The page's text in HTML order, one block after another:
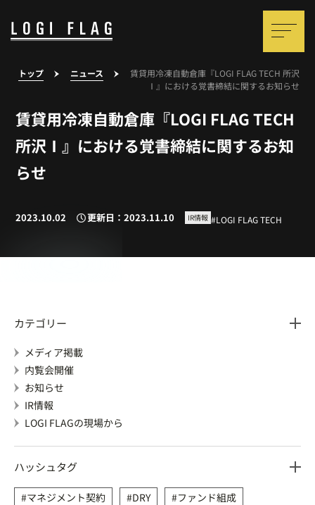
トップ ニュース
賃貸用冷凍自動倉庫『LOGI FLAG TECH 所沢
Ⅰ』における覚書締結に関するお知らせ
賃貸用冷凍自動倉庫『LOGI FLAG TECH
所沢Ⅰ』における覚書締結に関するお知
らせ
2023.10.02 更新日：2023.11.10 IR情報 LOGI FLAG TECH
カテゴリー
メディア掲載
内覧会開催
お知らせ
IR情報
LOGI FLAGの現場から
ハッシュタグ
マネジメント契約 DRY
ファンド組成